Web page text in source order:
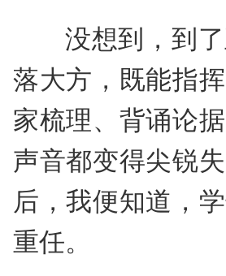
没想到，到
落大方，既能指
家梳理、背诵论
声音都变得尖锐
后，我便知道，
重任。